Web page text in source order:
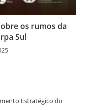
os rumos da
Sul
Estratégico do